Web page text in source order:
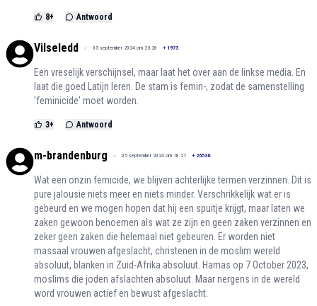
8+ Antwoord
Vilseledd 05 september 2024 om 23:26 + 1973
Een vreselijk verschijnsel, maar laat het over aan de linkse media. En
laat die goed Latijn leren. De stam is femin-, zodat de samenstelling
'feminicide' moet worden.
3+ Antwoord
m-brandenburg 05 september 2024 om 18:27 + 26536
Wat een onzin femicide, we blijven achterlijke termen verzinnen. Dit is
pure jalousie niets meer en niets minder. Verschrikkelijk wat er is
gebeurd en we mogen hopen dat hij een spuitje krijgt, maar laten we
zaken gewoon benoemen als wat ze zijn en geen zaken verzinnen en
zeker geen zaken die helemaal niet gebeuren. Er worden niet
massaal vrouwen afgeslacht, christenen in de moslim wereld
absoluut, blanken in Zuid-Afrika absoluut. Hamas op 7 October 2023,
moslims die joden afslachten absoluut. Maar nergens in de wereld
word vrouwen actief en bewust afgeslacht.